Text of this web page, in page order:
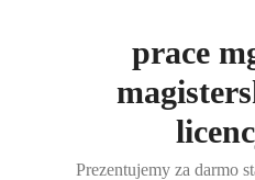
prace
Prezentujemy za darmo